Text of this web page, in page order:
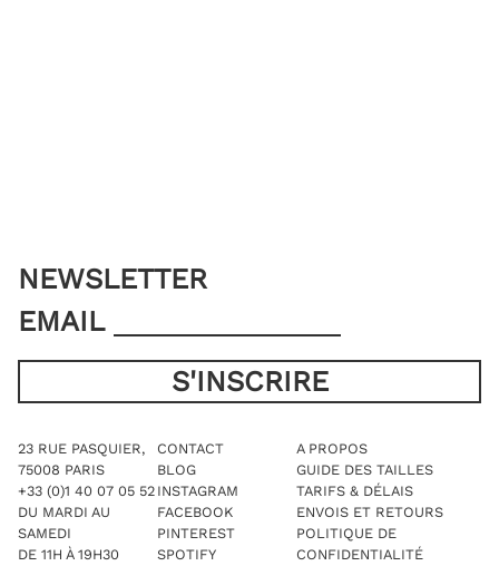
NEWSLETTER
EMAIL
23 RUE PASQUIER,
75008 PARIS
+33 (0)1 40 07 05 52
DU MARDI AU
SAMEDI
DE 11H À 19H30
CONTACT
BLOG
INSTAGRAM
FACEBOOK
PINTEREST
SPOTIFY
A PROPOS
GUIDE DES TAILLES
TARIFS & DÉLAIS
ENVOIS ET RETOURS
POLITIQUE DE
CONFIDENTIALITÉ